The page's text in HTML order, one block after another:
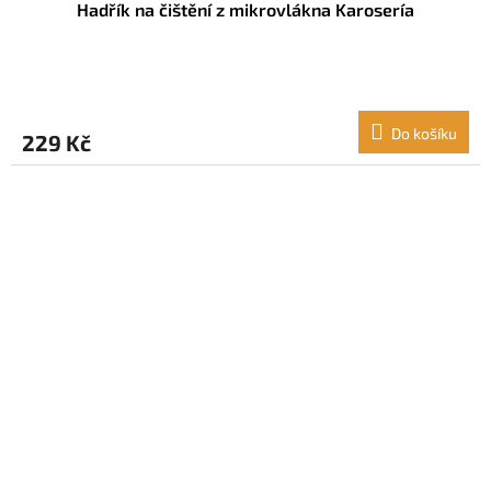
Hadřík na čištění z mikrovlákna Karosería
229 Kč Do košíku